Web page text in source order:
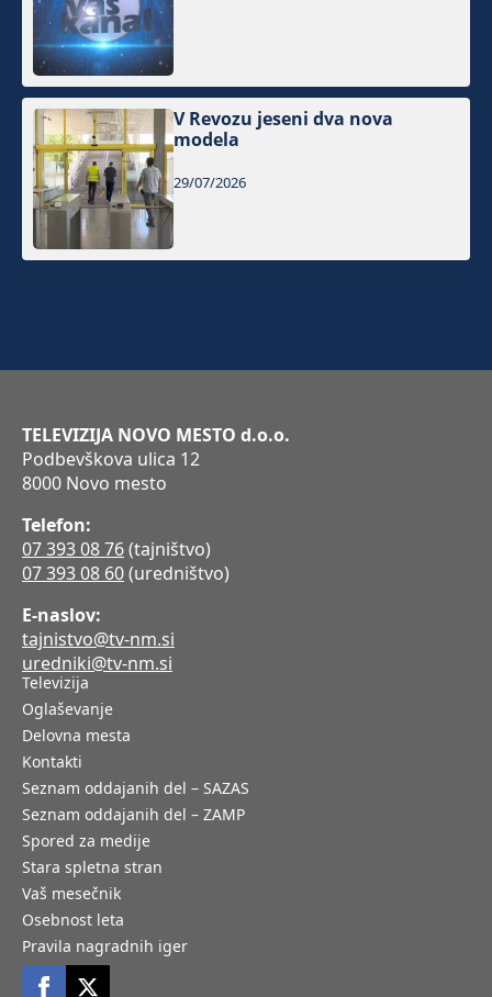
V Revozu jeseni dva nova
modela
29/07/2026
TELEVIZIJA NOVO MESTO d.o.o.
Podbevškova ulica 12
8000 Novo mesto
Telefon:
07 393 08 76(tajništvo)
07 393 08 60(uredništvo)
E-naslov:
tajnistvo@tv-nm.si
uredniki@tv-nm.si
Televizija
Oglaševanje
Delovna mesta
Kontakti
Seznam oddajanih del – SAZAS
Seznam oddajanih del – ZAMP
Spored za medije
Stara spletna stran
Vaš mesečnik
Osebnost leta
Pravila nagradnih iger